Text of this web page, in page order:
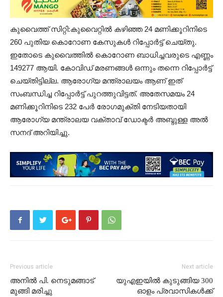
കുവൈത്ത് സിറ്റി:കുവൈറ്റിൽ കഴിഞ്ഞ 24 മണിക്കൂറിനിടെ
260 പുതിയ കൊറോണ കേസുകൾ റിപ്പോർട്ട് ചെയ്തു.
ഇതോടെ കുവൈത്തിൽ കൊറോണ ബാധിച്ചവരുടെ എണ്ണം
149277 ആയി. കോവിഡ് മരണങ്ങൾ ഒന്നും തന്നെ റിപ്പോർട്ട്
ചെയ്‌തിട്ടില്ല. ആരോഗ്യ മന്ത്രാലയം ആണ് ഇത്
സംബന്ധിച്ച റിപ്പോർട്ട് പുറത്തുവിട്ടത്. അതേസമയം 24
മണിക്കൂറിനിടെ 232 പേർ രോഗമുക്തി നേടിയതായി
ആരോഗ്യ മന്ത്രാലയ വക്താവ് ഡോക്ടർ അബ്ദുള്ള അൽ
സനദ് അറിയിച്ചു.
Previous article
അനിൽ പി. നെടുമങ്ങാട്
മുങ്ങി മരിച്ചു
Next article
യുഎഇയിൽ കുടുങ്ങിയ 300
ഓളം പ്രവാസികൾക്ക്